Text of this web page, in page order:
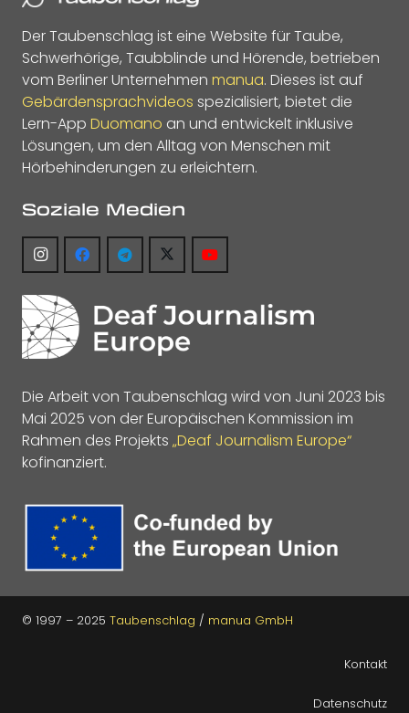
Der Taubenschlag ist eine Website für Taube,
Schwerhörige, Taubblinde und Hörende, betrieben
vom Berliner Unternehmen manua. Dieses ist auf
Gebärdensprachvideos spezialisiert, bietet die
Lern-App Duomano an und entwickelt inklusive
Lösungen, um den Alltag von Menschen mit
Hörbehinderungen zu erleichtern.
Soziale Medien
Die Arbeit von Taubenschlag wird von Juni 2023 bis
Mai 2025 von der Europäischen Kommission im
Rahmen des Projekts „Deaf Journalism Europe“
kofinanziert.
© 1997 – 2025 Taubenschlag / manua GmbH
Kontakt
Datenschutz